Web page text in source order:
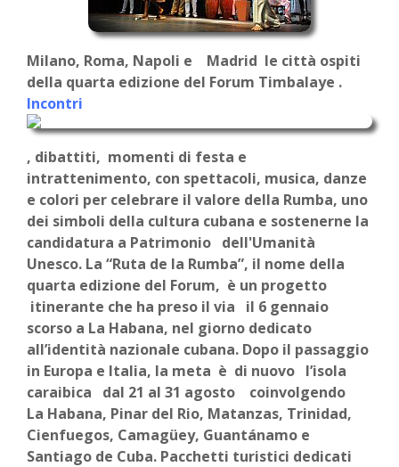
Milano, Roma, Napoli e Madrid le città ospiti
della quarta edizione del Forum Timbalaye .
Incontri
, dibattiti, momenti di festa e
intrattenimento, con spettacoli, musica, danze
e colori per celebrare il valore della Rumba, uno
dei simboli della cultura cubana e sostenerne la
candidatura a Patrimonio dell'Umanità
Unesco. La “Ruta de la Rumba”, il nome della
quarta edizione del Forum, è un progetto
itinerante che ha preso il via il 6 gennaio
scorso a La Habana, nel giorno dedicato
all’identità nazionale cubana. Dopo il passaggio
in Europa e Italia, la meta è di nuovo l’isola
caraibica dal 21 al 31 agosto coinvolgendo
La Habana, Pinar del Rio, Matanzas, Trinidad,
Cienfuegos, Camagüey, Guantánamo e
Santiago de Cuba. Pacchetti turistici dedicati